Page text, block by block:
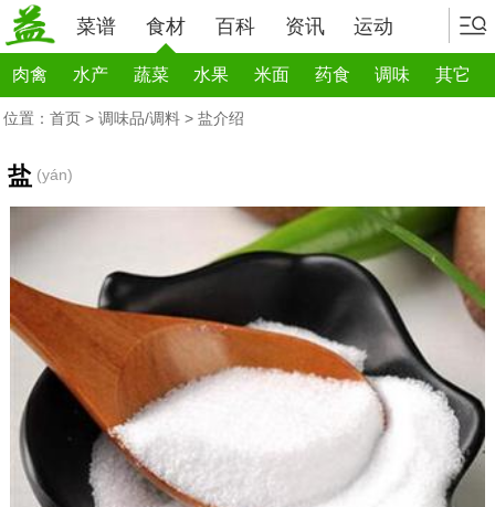
菜谱 食材 百科 资讯 运动
肉禽 水产 蔬菜 水果 米面 药食 调味 其它
位置： 首页 > 调味品/调料 > 盐介绍
盐 (yán)